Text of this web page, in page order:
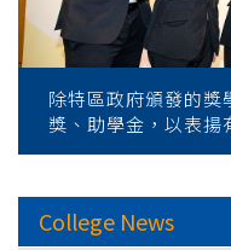
除特區政府頒發的獎
獎、助學金，以表揚
College News